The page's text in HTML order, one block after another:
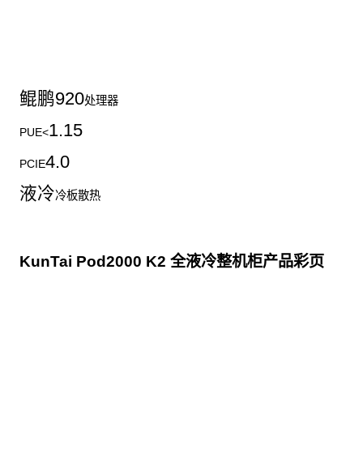
鲲鹏920处理器
PUE<1.15
PCIE4.0
液冷冷板散热
KunTai Pod2000 K2 全液冷整机柜产品彩页